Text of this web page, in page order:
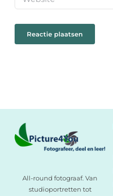
All-round fotograaf. Van
studioportretten tot